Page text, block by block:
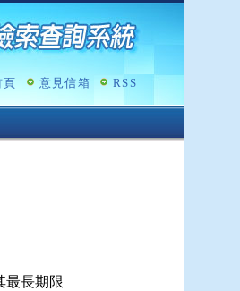
頁 意見信箱 RSS
最長期限